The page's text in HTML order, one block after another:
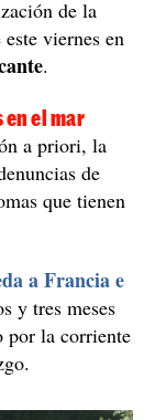
de la
viernes en
.
en el mar
a priori, la
de
que tienen
a Francia e
y tres meses
por la corriente